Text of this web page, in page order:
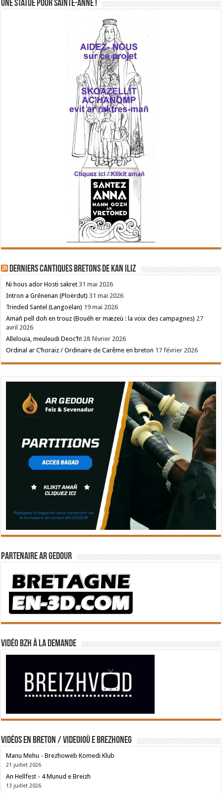
Une statue pour Sainte-Anne !
Derniers cantiques bretons de Kan Iliz
Ni hous ador Hosti sakret 31 mai 2026
Intron a Grénenan (Ploërdut) 31 mai 2026
Trinded Santel (Langoëlan) 19 mai 2026
Amañ pell doh en trouz (Bouéh er mæzeù : la voix des campagnes) 27
avril 2026
Allelouia, meuleudi Deoc’h! 28 février 2026
Ordinal ar C’horaiz / Ordinaire de Carême en breton 17 février 2026
Partenaire Ar Gedour
Vidéo BZH à la demande
Vidéos en breton / Videoioù e brezhoneg
Manu Mehu - Brezhoweb Komedi Klub
21 juillet 2026
An Hellfest - 4 Munud e Breizh
13 juillet 2026